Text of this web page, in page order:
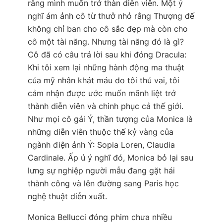
rằng mình muốn trở thàn diễn viên. Một ý
nghĩ ám ảnh cô từ thưở nhỏ rằng Thượng đế
không chỉ ban cho cô sắc đẹp mà còn cho
cô một tài năng. Nhưng tài năng đó là gì?
Cô đã có câu trả lời sau khi đóng Dracula:
Khi tôi xem lại những hành động ma thuật
của mỹ nhân khát máu do tôi thủ vai, tôi
cảm nhận được ước muốn mãnh liệt trở
thành diễn viên và chinh phục cả thế giới.
Như mọi cô gái Ý, thần tượng của Monica là
những diễn viên thuộc thế kỷ vàng của
ngành điện ảnh Ý: Sopia Loren, Claudia
Cardinale. Ấp ủ ý nghĩ đó, Monica bỏ lại sau
lưng sự nghiệp người mẫu đang gặt hái
thành công và lên đường sang Paris học
nghệ thuật diễn xuất.
Monica Bellucci đóng phim chưa nhiều